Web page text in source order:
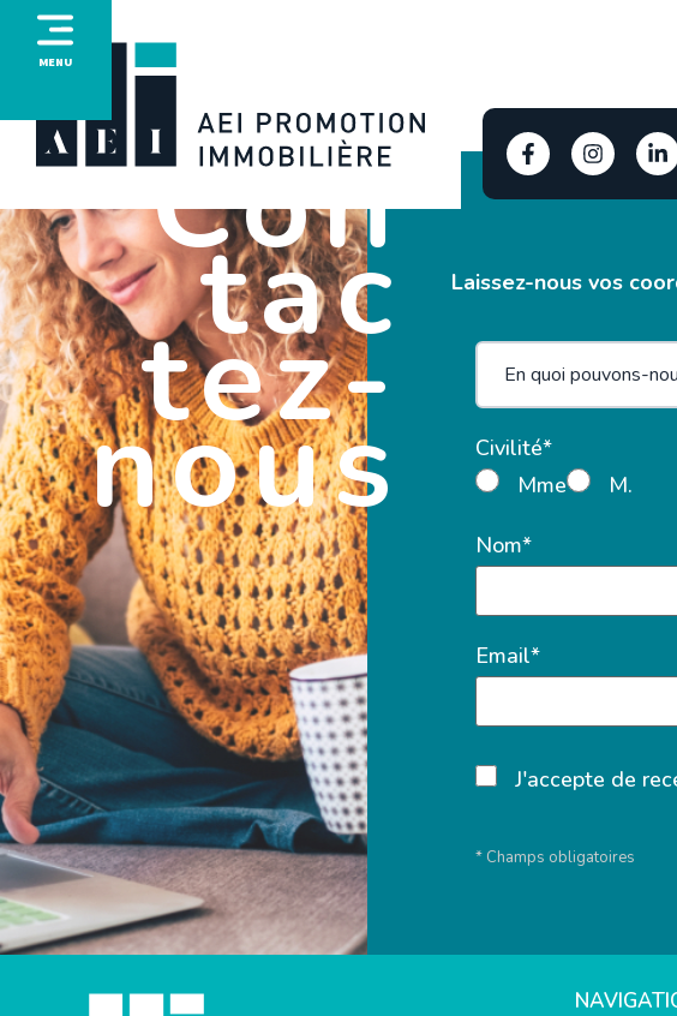
MENU
Con
tac
tez-
nous
Laissez-nous vos
Civilité*
Mme
M.
Nom*
Email*
J'accepte de
* Champs obligatoires